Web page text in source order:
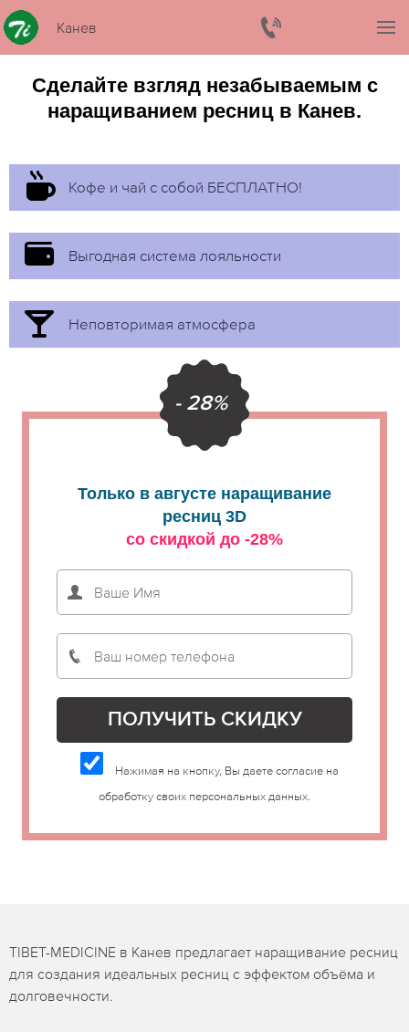
Канев
Сделайте взгляд незабываемым с
наращиванием ресниц в Канев.
Кофе и чай с собой БЕСПЛАТНО!
Выгодная система лояльности
Неповторимая атмосфера
- 28%
Только в августе наращивание
ресниц 3D
со скидкой до -28%
Нажимая на кнопку, Вы даете согласие на
обработку своих персональных данных.
TIBET-MEDICINE в Канев предлагает наращивание ресниц
для создания идеальных ресниц с эффектом объёма и
долговечности.